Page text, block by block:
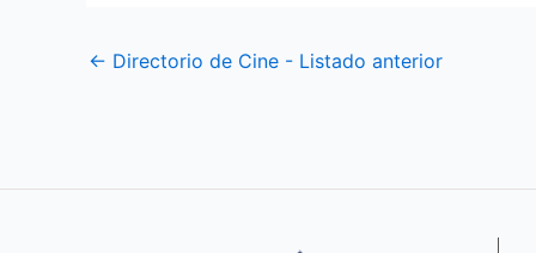
← Directorio de Cine - Listado anterior